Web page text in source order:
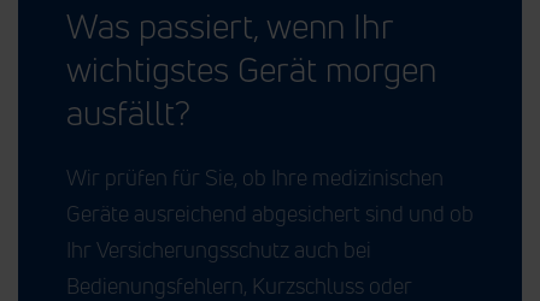
Was passiert, wenn Ihr
wichtigstes Gerät morgen
ausfällt?
Wir prüfen für Sie, ob Ihre medizinischen
Geräte ausreichend abgesichert sind und ob
Ihr Versicherungsschutz auch bei
Bedienungsfehlern, Kurzschluss oder